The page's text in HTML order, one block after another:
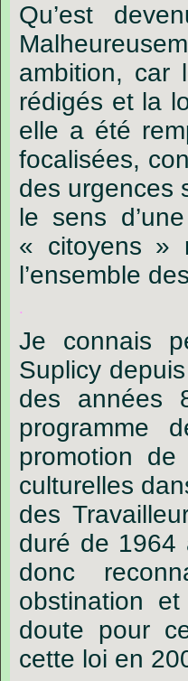
Qu’est
ambition, car
rédigés et la
elle a été
focalisées,
des urgences
le sens
« citoyens »
l’ensemble
.
Je connais
Suplicy
des années
programme
promotion de
culturelles
des
duré de 1964
donc
obstination
doute pour
cette loi en